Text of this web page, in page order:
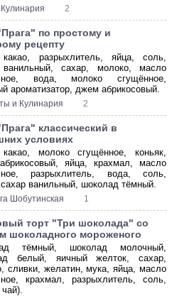
2
по простому и
рецепту
разрыхлитель, яйца, соль,
ванильный, сахар, молоко, масло
вода, молоко сгущённое,
ароматизатор, джем абрикосовый.
и Кулинария 2
классический в
условиях
молоко сгущённое, коньяк,
яйца, крахмал, масло
разрыхлитель, вода, соль,
ванильный, шоколад тёмный.
Шобутинская 1
торт "Три шоколада" со
шоколадного мороженого
тёмный, шоколад молочный,
белый, яичный желток, сахар,
сливки, желатин, мука, яйца, масло
крахмал, разрыхлитель, соль,